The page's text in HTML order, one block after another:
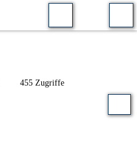
455 Zugriffe